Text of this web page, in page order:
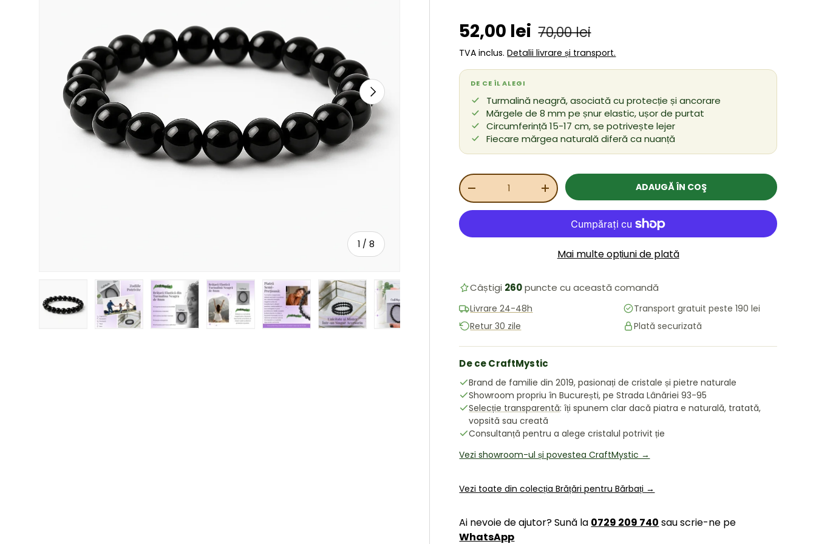
1 /de
8
URMĂTORUL
Încărcați imaginea 5 în vizualizarea galeriei
Încărcați imaginea 6 în vizualizarea galeriei
Încărcați imaginea 7 în vizualizarea galeriei
Încărcați imaginea 8 în vizualizarea galeriei
Preț de vânzare
52,00 lei Preț obișnuit
70,00 lei
TVA inclus.Detalii livrare și transport.
DE CE ÎL ALEGI
Turmalină neagră, asociată cu protecție și ancorare
Mărgele de 8 mm pe șnur elastic, ușor de purtat
Circumferință 15-17 cm, se potrivește lejer
Fiecare mărgea naturală diferă ca nuanță
Cant.
REDUCEȚI CANTITATEAMĂRIȚI CANTITATEA ADAUGĂ ÎN COŞ
Mai multe opțiuni de plată
Câștigi 260puncte cu această comandă
Livrare 24-48h
Transport gratuit peste 190 lei
Retur 30 zile
Plată securizată
De ce CraftMystic
Brand de familie din 2019, pasionați de cristale și pietre naturale
Showroom propriu în București, pe Strada Lânăriei 93-95
Selecție transparentă: îți spunem clar dacă piatra e naturală, tratată,
vopsită sau creată
Consultanță pentru a alege cristalul potrivit ție
Vezi showroom-ul și povestea CraftMystic →
Vezi toate din colecția Brățări pentru Bărbați →
Ai nevoie de ajutor? Sună la 0729 209 740 sau scrie-ne pe
WhatsApp